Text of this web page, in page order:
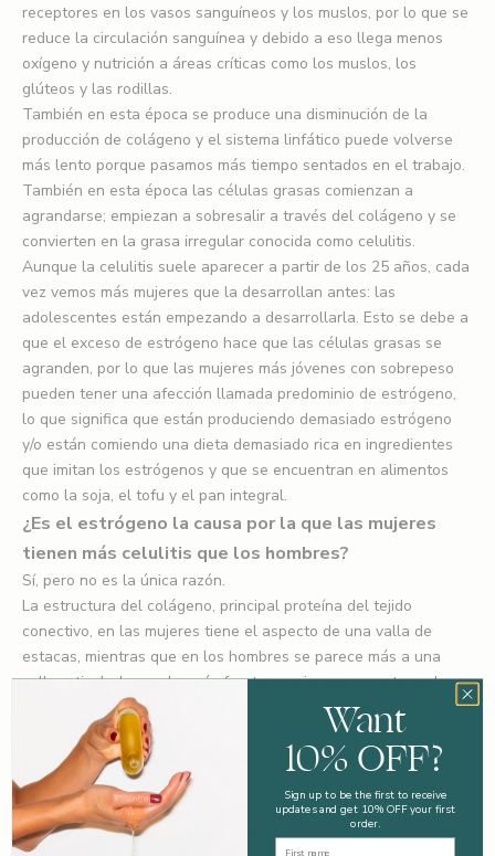
receptores en los vasos sanguíneos y los muslos, por lo que se
reduce la circulación sanguínea y debido a eso llega menos
oxígeno y nutrición a áreas críticas como los muslos, los
glúteos y las rodillas.
También en esta época se produce una disminución de la
producción de colágeno y el sistema linfático puede volverse
más lento porque pasamos más tiempo sentados en el trabajo.
También en esta época las células grasas comienzan a
agrandarse; empiezan a sobresalir a través del colágeno y se
convierten en la grasa irregular conocida como celulitis.
Aunque la celulitis suele aparecer a partir de los 25 años, cada
vez vemos más mujeres que la desarrollan antes: las
adolescentes están empezando a desarrollarla. Esto se debe a
que el exceso de estrógeno hace que las células grasas se
agranden, por lo que las mujeres más jóvenes con sobrepeso
pueden tener una afección llamada predominio de estrógeno,
lo que significa que están produciendo demasiado estrógeno
y/o están comiendo una dieta demasiado rica en ingredientes
que imitan los estrógenos y que se encuentran en alimentos
como la soja, el tofu y el pan integral.
¿Es el estrógeno la causa por la que las mujeres
tienen más celulitis que los hombres?
Sí, pero no es la única razón.
La estructura del colágeno, principal proteína del tejido
conectivo, en las mujeres tiene el aspecto de una valla de
estacas, mientras que en los hombres se parece más a una
valla reticulada, mucho más fuerte y mejor para mantener la
grasa uniformemente en su lugar.
Otra razón por la que las mujeres sufren celulitis tiene que ver
con los receptores adrenérgicos. Cuando se estimulan, los
receptores alfa hacen que las células grasas produzcan grasa
(además de provocar la constricción de los vasos sanguíneos y
la liberación de azúcar en el torrente sanguíneo); cuando se
Want
10% OFF?
Sign up to be the first to receive
updates and get 10% OFF your first
order.
First Name